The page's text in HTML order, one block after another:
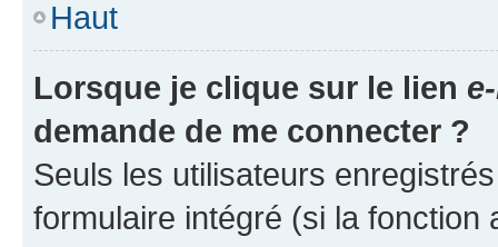
Haut
Lorsque je clique sur le lien
demande de me connecter ?
Seuls les utilisateurs
formulaire intégré (si la fonction